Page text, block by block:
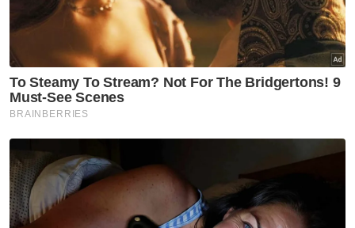
Pengakuan ini menunjukkan kejujuran iaitu
tidak menafikan realiti di lapangan, tetapi
dalam masa sama melihat isu secara holistik
melibatkan cuaca, pengairan, kesuburan
tanah dan pengurusan ladang.
Langkah memperketat klausa kontrak,
mengenakan denda kepada pembekal lewat
serta beralih kepada tender terbuka juga
wajar dipuji. Ia bukan sahaja meningkatkan